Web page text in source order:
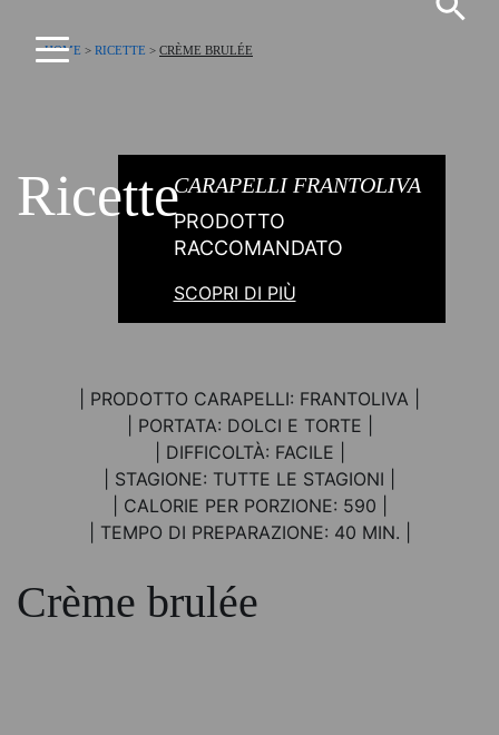
content
Ricette
HOME > RICETTE > CRÈME BRULÉE
Crème brulée
CARAPELLI FRANTOLIVA
PRODOTTO
RACCOMANDATO
SCOPRI DI PIÙ
| PRODOTTO CARAPELLI: FRANTOLIVA |
| PORTATA: DOLCI E TORTE |
| DIFFICOLTÀ: FACILE |
| STAGIONE: TUTTE LE STAGIONI |
| CALORIE PER PORZIONE: 590 |
| TEMPO DI PREPARAZIONE: 40 MIN. |